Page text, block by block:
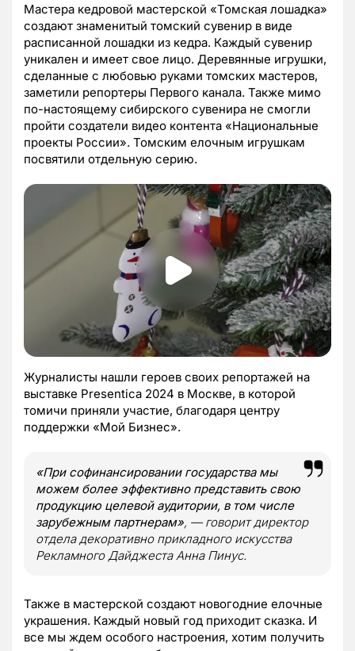
Мастера кедровой мастерской «Томская лошадка»
создают знаменитый томский сувенир в виде
расписанной лошадки из кедра. Каждый сувенир
уникален и имеет свое лицо. Деревянные игрушки,
сделанные с любовью руками томских мастеров,
заметили репортеры Первого канала. Также мимо
по-настоящему сибирского сувенира не смогли
пройти создатели видео контента «Национальные
проекты России». Томским елочным игрушкам
посвятили отдельную серию.
Журналисты нашли героев своих репортажей на
выставке Presentica 2024 в Москве, в которой
томичи приняли участие, благодаря центру
поддержки «Мой Бизнес».
«При софинансировании государства мы
можем более эффективно представить свою
продукцию целевой аудитории, в том числе
зарубежным партнерам», — говорит директор
отдела декоративно прикладного искусства
Рекламного Дайджеста Анна Пинус.
Также в мастерской создают новогодние елочные
украшения. Каждый новый год приходит сказка. И
все мы ждем особого настроения, хотим получить